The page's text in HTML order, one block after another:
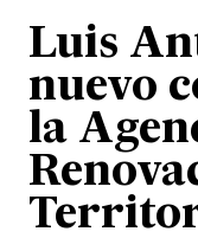
Luis
nuevo
la